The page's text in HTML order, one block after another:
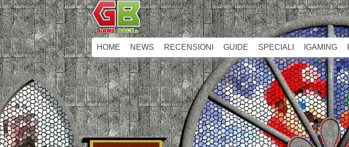
HOME NEWS RECENSIONI GUIDE SPECIALI IGAMING